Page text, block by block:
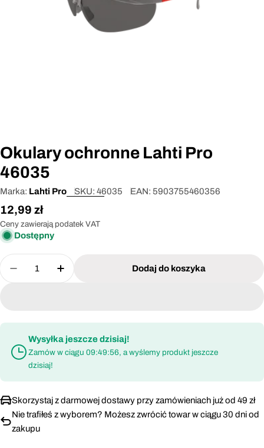
media 0 w oknie modalnym
Okulary ochronne Lahti Pro
46035
Marka: Lahti Pro SKU: 46035 EAN: 5903755460356
Cena
regularna
12,99 zł
Ceny zawierają podatek VAT
Dostępny
Ilość
Zmniejsz ilość dla Okulary ochronne Lahti Pro
Zwiększ ilość dla Okulary ochronne
Dodaj do koszyka
Wysyłka jeszcze dzisiaj!
Zamów w ciągu 09:49:55, a wyślemy produkt jeszcze
dzisiaj!
Skorzystaj z darmowej dostawy przy zamówieniach już od 49 zł
Nie trafiłeś z wyborem? Możesz zwrócić towar w ciągu 30 dni od
zakupu